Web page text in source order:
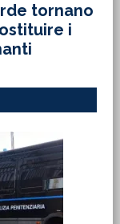
tornano
i